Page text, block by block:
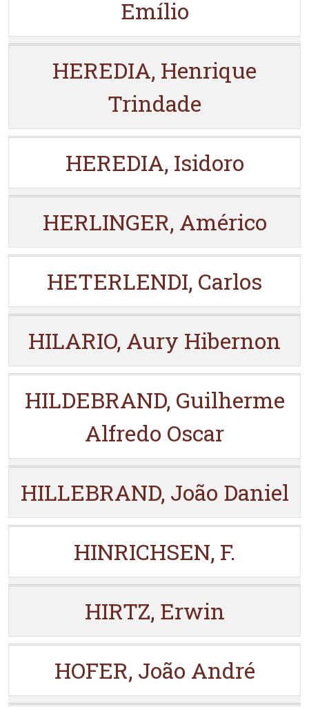
Emílio
HEREDIA, Henrique
Trindade
HEREDIA, Isidoro
HERLINGER, Américo
HETERLENDI, Carlos
HILARIO, Aury Hibernon
HILDEBRAND, Guilherme
Alfredo Oscar
HILLEBRAND, João Daniel
HINRICHSEN, F.
HIRTZ, Erwin
HOFER, João André